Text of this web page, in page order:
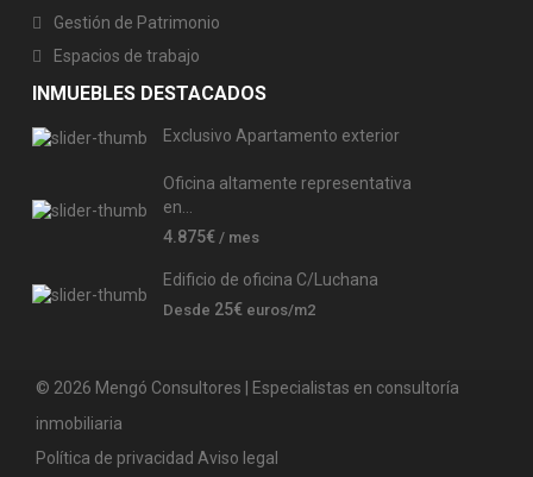
Gestión de Patrimonio
Espacios de trabajo
INMUEBLES DESTACADOS
Exclusivo Apartamento exterior
Oficina altamente representativa
en...
4.875€ / mes
Edificio de oficina C/Luchana
Desde 25€ euros/m2
© 2026 Mengó Consultores | Especialistas en consultoría
inmobiliaria
Política de privacidad Aviso legal